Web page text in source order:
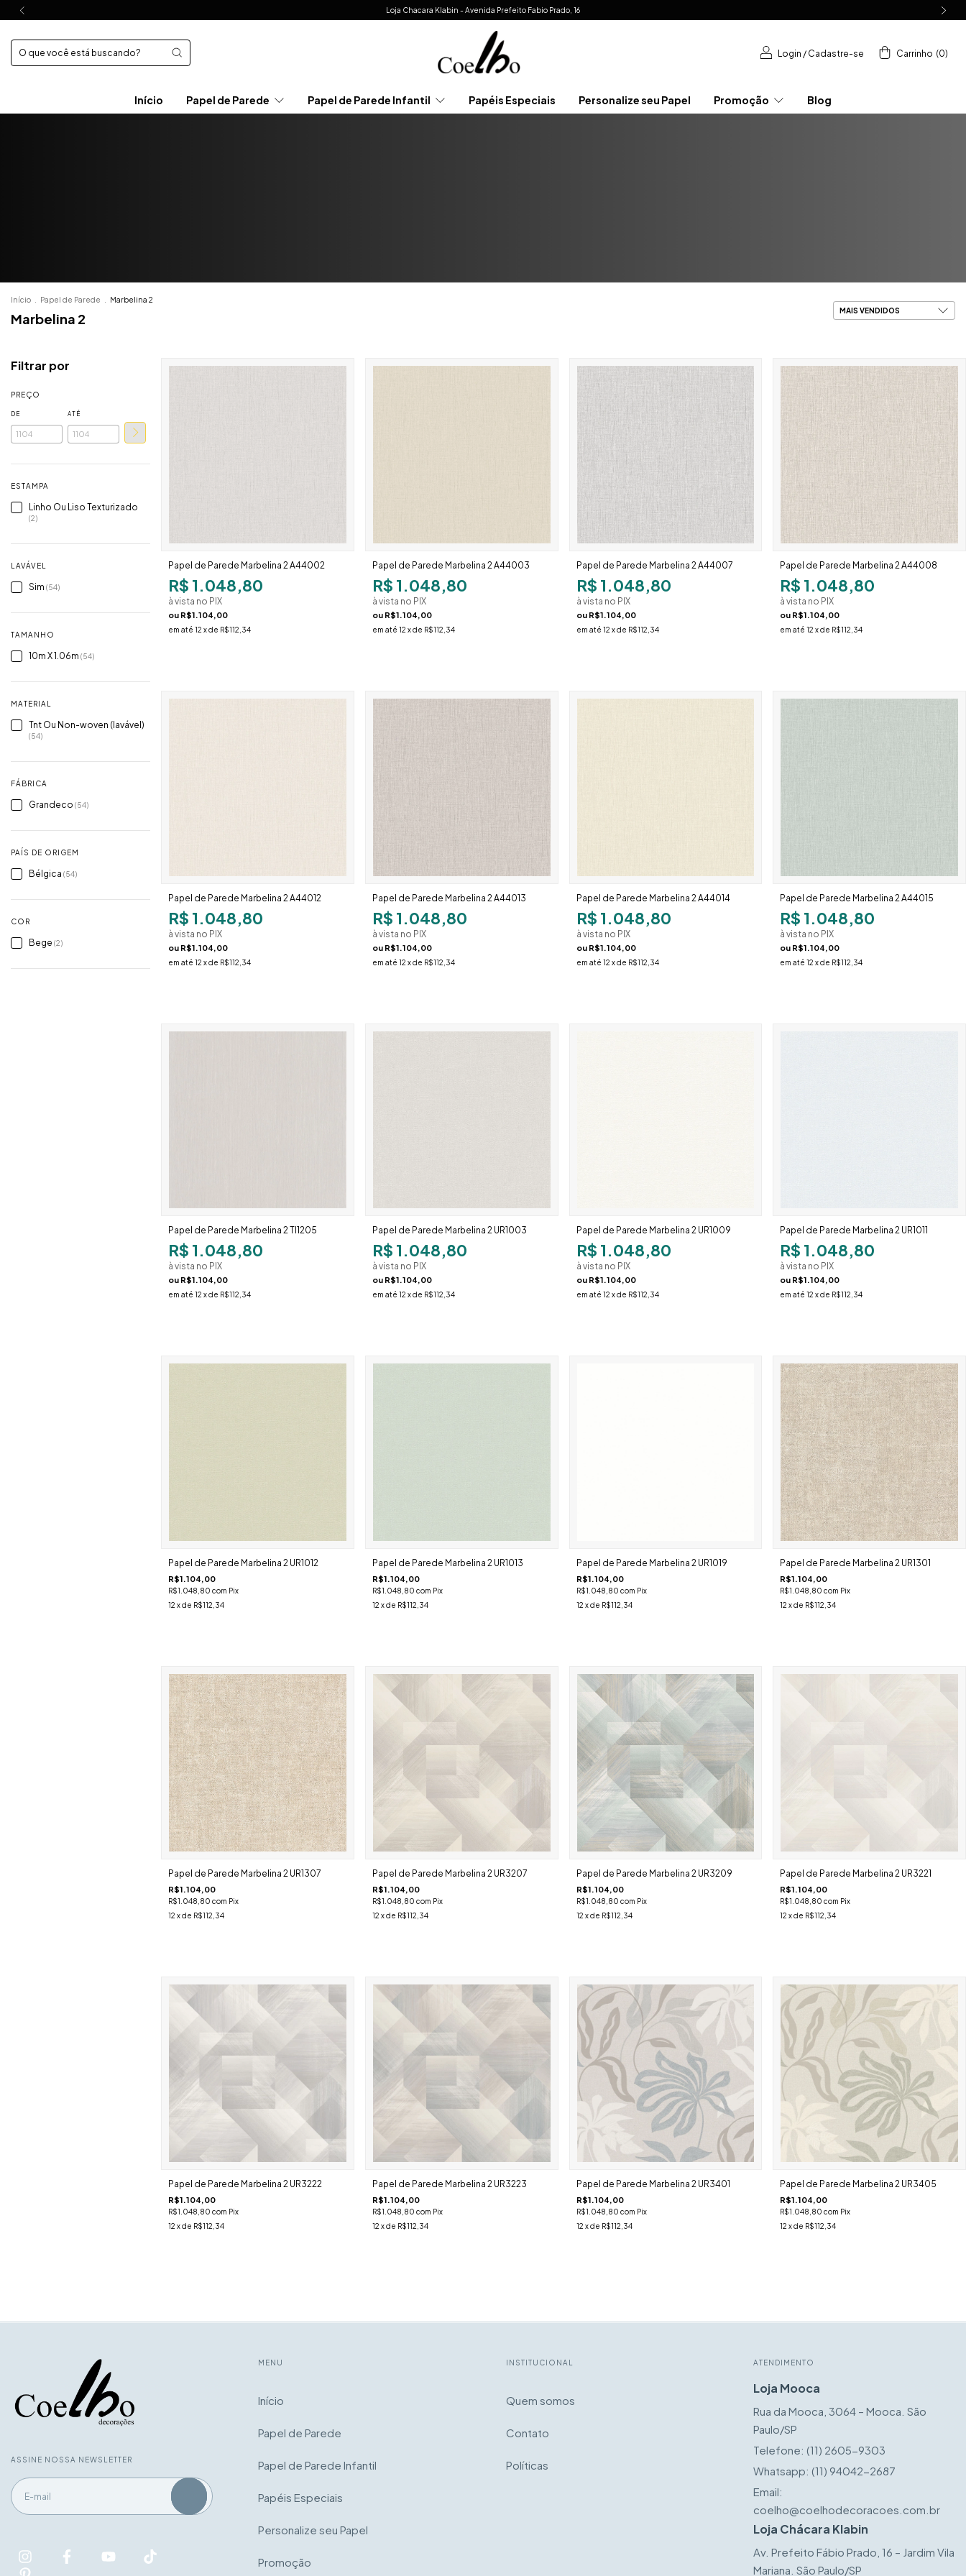
Loja Chacara Klabin - Avenida Prefeito Fabio Prado, 16
Login / Cadastre-se Carrinho (0)
Início Papel de Parede Papel de Parede Infantil Papéis Especiais Personalize seu Papel Promoção Blog
Início Papel de Parede Marbelina 2
Marbelina 2
Filtrar por
PREÇO
DE ATÉ
ESTAMPA
Linho Ou Liso Texturizado
(2)
LAVÁVEL
Sim (54)
TAMANHO
10m X 1.06m (54)
MATERIAL
Tnt Ou Non-woven (lavável)
(54)
FÁBRICA
Grandeco (54)
PAÍS DE ORIGEM
Bélgica (54)
COR
Bege (2)
Papel de Parede Marbelina 2 A44002
R$ 1.048,80
à vista no PIX
ou R$1.104,00
em até 12 x de R$112,34
Papel de Parede Marbelina 2 A44003
R$ 1.048,80
à vista no PIX
ou R$1.104,00
em até 12 x de R$112,34
Papel de Parede Marbelina 2 A44007
R$ 1.048,80
à vista no PIX
ou R$1.104,00
em até 12 x de R$112,34
Papel de Parede Marbelina 2 A44008
R$ 1.048,80
à vista no PIX
ou R$1.104,00
em até12 x de R$112,34
Papel de Parede Marbelina 2 A44012
R$ 1.048,80
à vista no PIX
ou R$1.104,00
em até 12 x de R$112,34
Papel de Parede Marbelina 2 A44013
R$ 1.048,80
à vista no PIX
ou R$1.104,00
em até 12 x de R$112,34
Papel de Parede Marbelina 2 A44014
R$ 1.048,80
à vista no PIX
ou R$1.104,00
em até 12 x de R$112,34
Papel de Parede Marbelina 2 A44015
R$ 1.048,80
à vista no PIX
ou R$1.104,00
em até12 x de R$112,34
Papel de Parede Marbelina 2 TI1205
R$ 1.048,80
à vista no PIX
ou R$1.104,00
em até 12 x de R$112,34
Papel de Parede Marbelina 2 UR1003
R$ 1.048,80
à vista no PIX
ou R$1.104,00
em até 12 x de R$112,34
Papel de Parede Marbelina 2 UR1009
R$ 1.048,80
à vista no PIX
ou R$1.104,00
em até 12 x de R$112,34
Papel de Parede Marbelina 2 UR1011
R$ 1.048,80
à vista no PIX
ou R$1.104,00
em até12 x de R$112,34
Papel de Parede Marbelina 2 UR1012
R$1.104,00
R$1.048,80 com Pix
12 x de R$112,34
Papel de Parede Marbelina 2 UR1013
R$1.104,00
R$1.048,80 com Pix
12 x de R$112,34
Papel de Parede Marbelina 2 UR1019
R$1.104,00
R$1.048,80 com Pix
12 x de R$112,34
Papel de Parede Marbelina 2 UR1301
R$1.104,00
R$1.048,80com Pix
12 x de R$112,34
Papel de Parede Marbelina 2 UR1307
R$1.104,00
R$1.048,80 com Pix
12 x de R$112,34
Papel de Parede Marbelina 2 UR3207
R$1.104,00
R$1.048,80 com Pix
12 x de R$112,34
Papel de Parede Marbelina 2 UR3209
R$1.104,00
R$1.048,80 com Pix
12 x de R$112,34
Papel de Parede Marbelina 2 UR3221
R$1.104,00
R$1.048,80com Pix
12 x de R$112,34
Papel de Parede Marbelina 2 UR3222
R$1.104,00
R$1.048,80 com Pix
12 x de R$112,34
Papel de Parede Marbelina 2 UR3223
R$1.104,00
R$1.048,80 com Pix
12 x de R$112,34
Papel de Parede Marbelina 2 UR3401
R$1.104,00
R$1.048,80 com Pix
12 x de R$112,34
Papel de Parede Marbelina 2 UR3405
R$1.104,00
R$1.048,80com Pix
12 x de R$112,34
ASSINE NOSSA NEWSLETTER
MENU
Início
Papel de Parede
Papel de Parede Infantil
Papéis Especiais
Personalize seu Papel
Promoção
INSTITUCIONAL
Quem somos
Contato
Políticas
ATENDIMENTO
Loja Mooca
Rua da Mooca, 3064 – Mooca. São
Paulo/SP
Telefone: (11) 2605-9303
Whatsapp: (11) 94042-2687
Email:
coelho@coelhodecoracoes.com.br
Loja Chácara Klabin
Av. Prefeito Fábio Prado, 16 – Jardim Vila
Mariana. São Paulo/SP